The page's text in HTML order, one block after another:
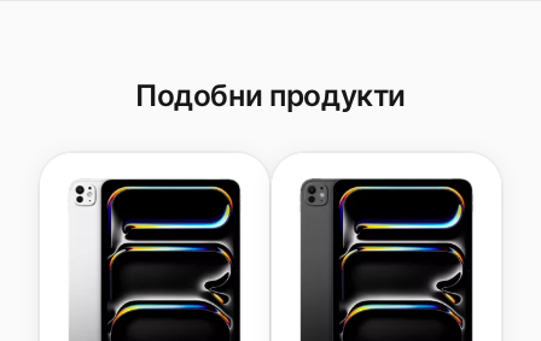
Подобни продукти